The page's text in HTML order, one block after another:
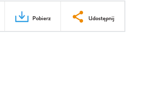
Pobierz Udostępnij